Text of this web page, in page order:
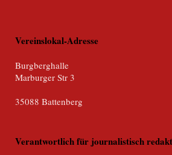
Vereinslokal-Adresse
Burgberghalle
Marburger Str 3
35088 Battenberg
Verantwortlich für journalistisch